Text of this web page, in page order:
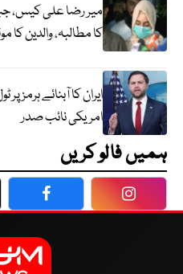
میر رضا علی کیس،
کا مطالبہ، والدین کا
ایران کا آبنائے ہرمز
امریکی نائب صدر
ہمیں فالو کریں
Facebook